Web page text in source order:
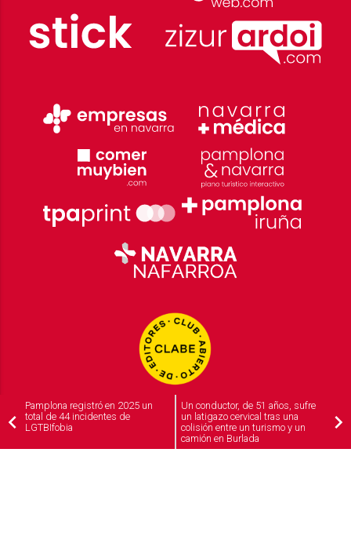
Pamplona registró en 2025 un
total de 44 incidentes de
LGTBIfobia
Un conductor, de 51 años, sufre
un latigazo cervical tras una
colisión entre un turismo y un
camión en Burlada